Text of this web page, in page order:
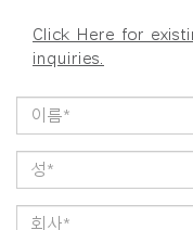
Click Here for
inquiries.